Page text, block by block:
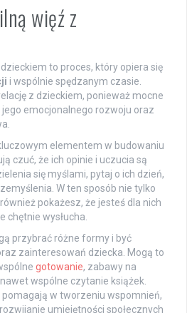
więź z
to proces, który opiera się
i wspólnie spędzanym czasie.
z dzieckiem, ponieważ mocne
emocjonalnego rozwoju oraz
elementem w budowaniu
czuć, że ich opinie i uczucia są
się myślami, pytaj o ich dzień,
W ten sposób nie tylko
pokażesz, że jesteś dla nich
wysłucha.
przybrać różne formy i być
zainteresowań dziecka. Mogą to
gotowanie, zabawy na
wspólne czytanie książek.
w tworzeniu wspomnień,
umiejętności społecznych